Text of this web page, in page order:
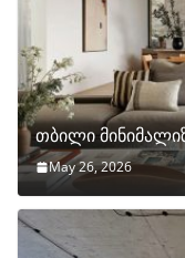
თბილი
May 26, 2026